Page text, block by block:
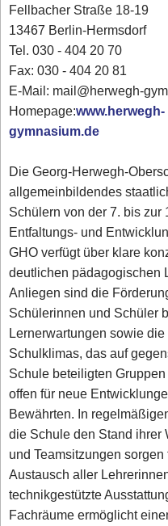
Fellbacher Straße 18-19
13467 Berlin-Hermsdorf
Tel. 030 - 404 20 70
Fax: 030 - 404 20 81
E-Mail: mail@herwegh-
Homepage:www.herwegh-
gymnasium.de
Die Georg-Herwegh-
allgemeinbildendes
Schülern von der 7. bis
Entfaltungs- und
GHO verfügt über klare
deutlichen pädagogischen
Anliegen sind die
Schülerinnen und Schüler
Lernerwartungen sowie
Schulklimas, das auf
Schule beteiligten
offen für neue
Bewährten. In
die Schule den Stand
und Teamsitzungen
Austausch aller
technikgestützte
Fachräume ermöglicht